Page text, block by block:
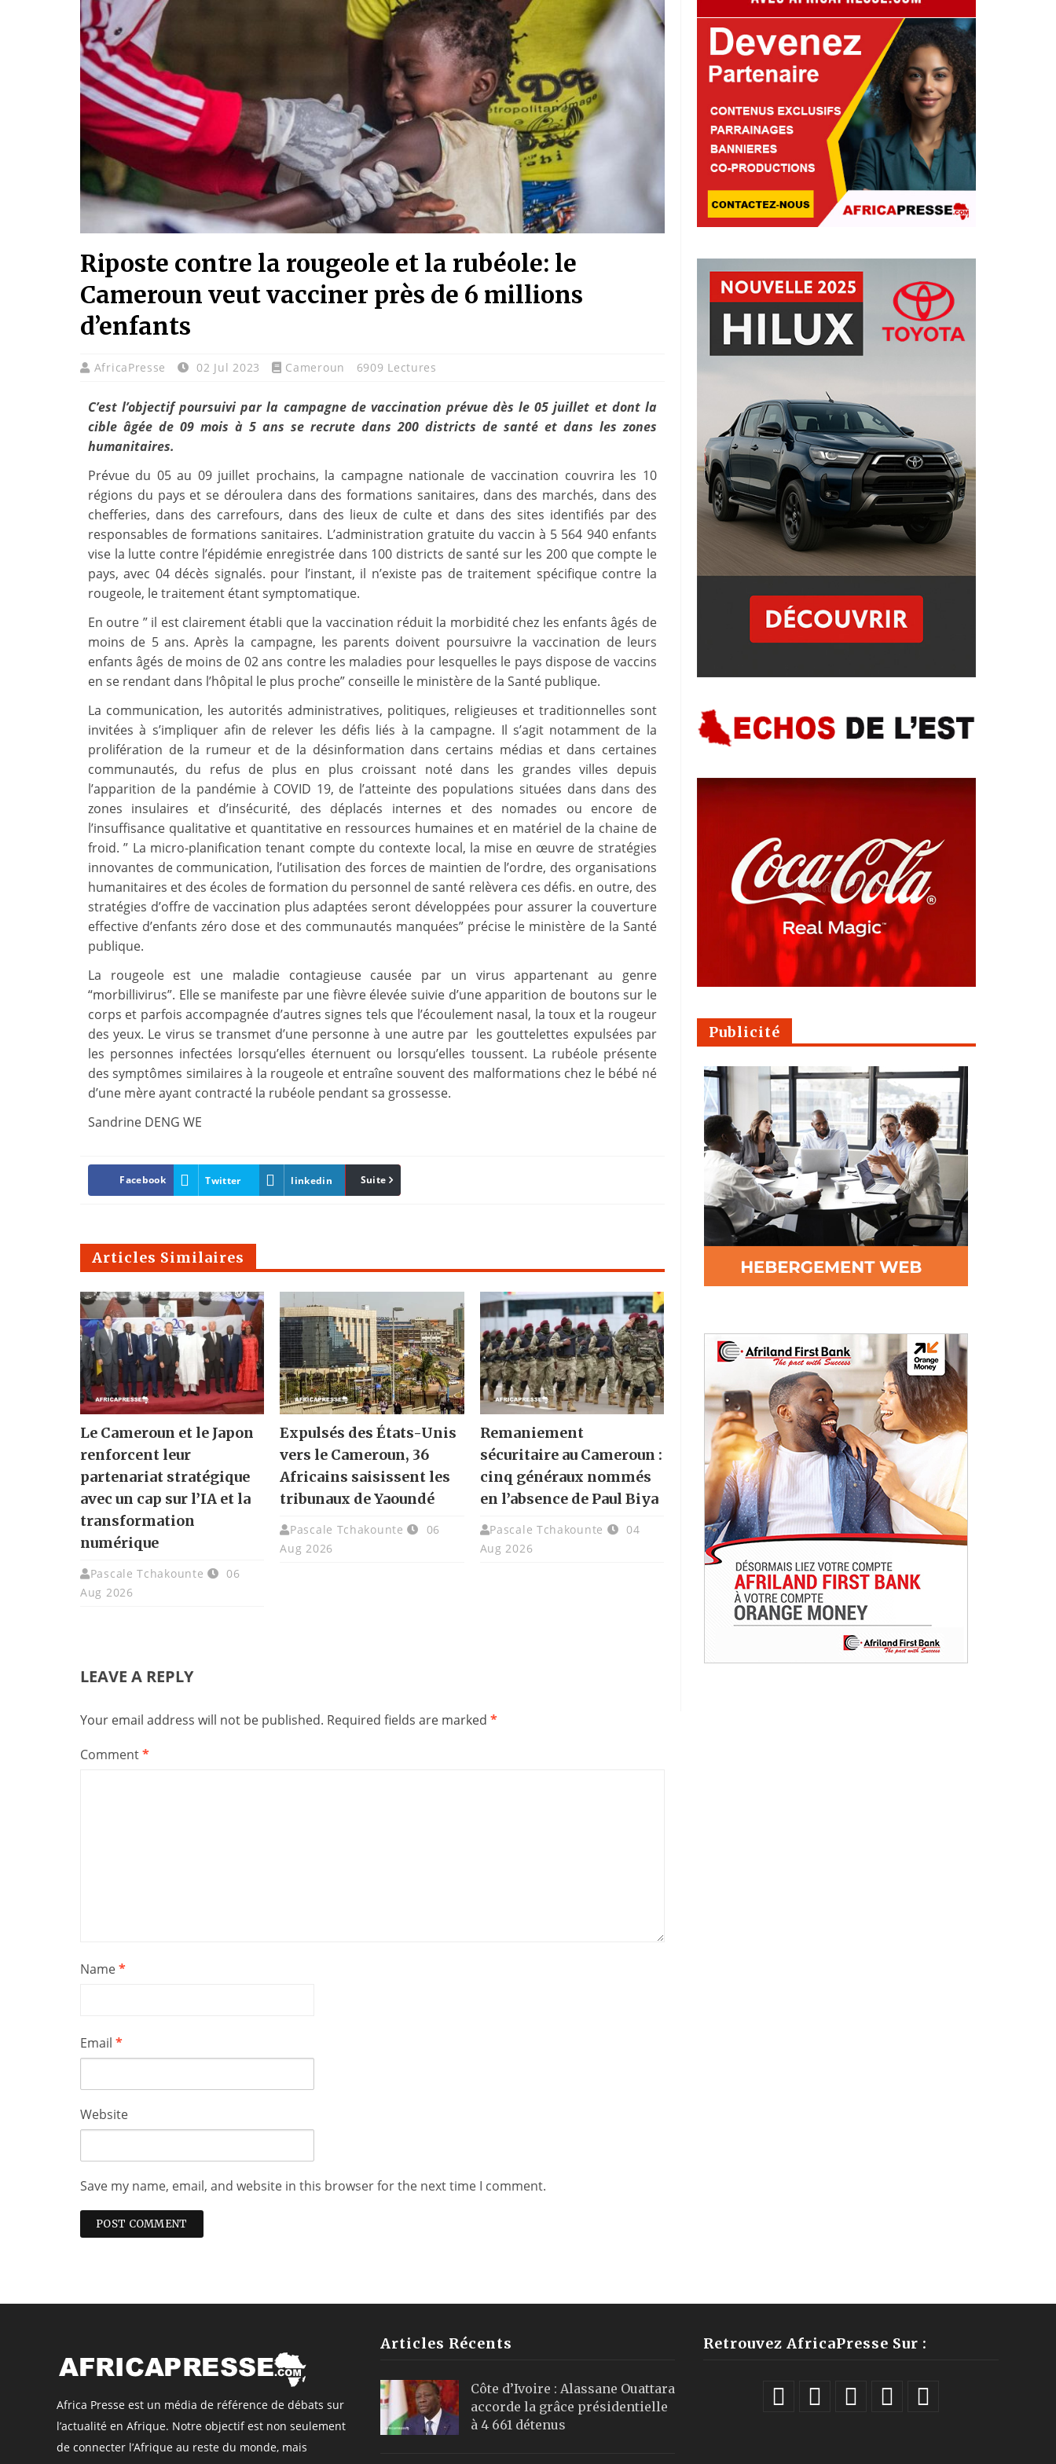
Riposte contre la rougeole et la rubéole: le
Cameroun veut vacciner près de 6 millions
d’enfants
AfricaPresse 02 Jul 2023 Cameroun 6909 Lectures
C’est l’objectif poursuivi par la campagne de vaccination prévue dès le 05 juillet et dont la
cible âgée de 09 mois à 5 ans se recrute dans 200 districts de santé et dans les zones
humanitaires.
Prévue du 05 au 09 juillet prochains, la campagne nationale de vaccination couvrira les 10
régions du pays et se déroulera dans des formations sanitaires, dans des marchés, dans des
chefferies, dans des carrefours, dans des lieux de culte et dans des sites identifiés par des
responsables de formations sanitaires. L’administration gratuite du vaccin à 5 564 940 enfants
vise la lutte contre l’épidémie enregistrée dans 100 districts de santé sur les 200 que compte le
pays, avec 04 décès signalés. pour l’instant, il n’existe pas de traitement spécifique contre la
rougeole, le traitement étant symptomatique.
En outre ” il est clairement établi que la vaccination réduit la morbidité chez les enfants âgés de
moins de 5 ans. Après la campagne, les parents doivent poursuivre la vaccination de leurs
enfants âgés de moins de 02 ans contre les maladies pour lesquelles le pays dispose de vaccins
en se rendant dans l’hôpital le plus proche” conseille le ministère de la Santé publique.
La communication, les autorités administratives, politiques, religieuses et traditionnelles sont
invitées à s’impliquer afin de relever les défis liés à la campagne. Il s’agit notamment de la
prolifération de la rumeur et de la désinformation dans certains médias et dans certaines
communautés, du refus de plus en plus croissant noté dans les grandes villes depuis
l’apparition de la pandémie à COVID 19, de l’atteinte des populations situées dans dans des
zones insulaires et d’insécurité, des déplacés internes et des nomades ou encore de
l’insuffisance qualitative et quantitative en ressources humaines et en matériel de la chaine de
froid. ” La micro-planification tenant compte du contexte local, la mise en œuvre de stratégies
innovantes de communication, l’utilisation des forces de maintien de l’ordre, des organisations
humanitaires et des écoles de formation du personnel de santé relèvera ces défis. en outre, des
stratégies d’offre de vaccination plus adaptées seront développées pour assurer la couverture
effective d’enfants zéro dose et des communautés manquées” précise le ministère de la Santé
publique.
La rougeole est une maladie contagieuse causée par un virus appartenant au genre
“morbillivirus”. Elle se manifeste par une fièvre élevée suivie d’une apparition de boutons sur le
corps et parfois accompagnée d’autres signes tels que l’écoulement nasal, la toux et la rougeur
des yeux. Le virus se transmet d’une personne à une autre par les gouttelettes expulsées par
les personnes infectées lorsqu’elles éternuent ou lorsqu’elles toussent. La rubéole présente
des symptômes similaires à la rougeole et entraîne souvent des malformations chez le bébé né
d’une mère ayant contracté la rubéole pendant sa grossesse.
Sandrine DENG WE
Facebook Twitter linkedin Pinterest
Suite
Articles Similaires
Le Cameroun et le Japon
renforcent leur
partenariat stratégique
avec un cap sur l’IA et la
transformation
numérique
Pascale Tchakounte
06
Aug 2026
Expulsés des États-Unis
vers le Cameroun, 36
Africains saisissent les
tribunaux de Yaoundé
Pascale Tchakounte
06
Aug 2026
Remaniement
sécuritaire au Cameroun :
cinq généraux nommés
en l’absence de Paul Biya
Pascale Tchakounte
04
Aug 2026
LEAVE A REPLY
Your email address will not be published. Required fields are marked *
Comment*
Name*
Email *
Website
Save my name, email, and website in this browser for the next time I comment.
Publicité
Africa Presse est un média de référence de débats sur
l’actualité en Afrique. Notre objectif est non seulement
de connecter l’Afrique au reste du monde, mais
Articles Récents
Côte d’Ivoire : Alassane Ouattara
accorde la grâce présidentielle
à 4 661 détenus
Retrouvez AfricaPresse Sur :